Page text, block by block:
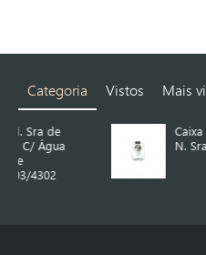
Categoria Vistos Mais
Caixa C/ Espelho e
N. Sra. de Fátima